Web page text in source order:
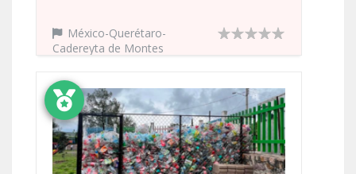
México-Querétaro-
Cadereyta de Montes